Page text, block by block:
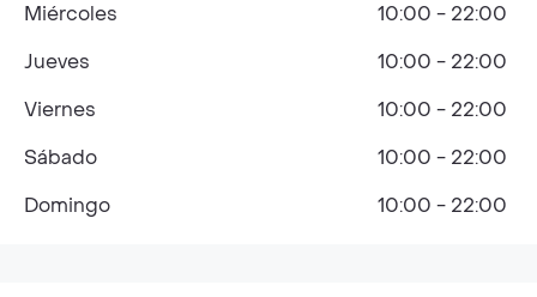
Miércoles
10:00 - 22:00
Jueves
10:00 - 22:00
Viernes
10:00 - 22:00
Sábado
10:00 - 22:00
Domingo
10:00 - 22:00